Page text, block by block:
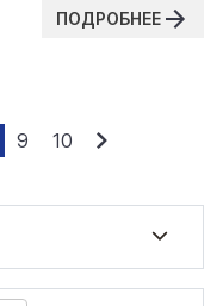
ПОДРОБНЕЕ
9 10